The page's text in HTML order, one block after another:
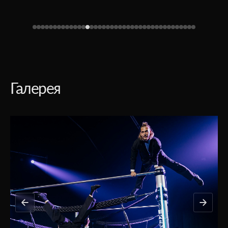
Галерея